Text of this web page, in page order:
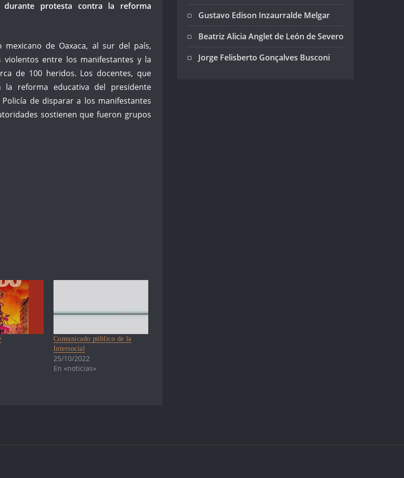
protesta contra la reforma
de Oaxaca, al sur del país,
entre los manifestantes y la
de 100 heridos. Los docentes, que
la reforma educativa del presidente
de disparar a los manifestantes
sostienen que fueron grupos
Comunicado público de la
Intersocial
25/10/2022
En «noticias»
Gustavo Edison Inzaurralde Melgar
Beatriz Alicia Anglet de León de Severo
Jorge Felisberto Gonçalves Busconi